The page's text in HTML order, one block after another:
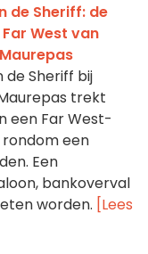
de Sheriff: de
West van
de Sheriff bij
trekt
een Far West-
een
Een
bankoverval
worden. [Lees